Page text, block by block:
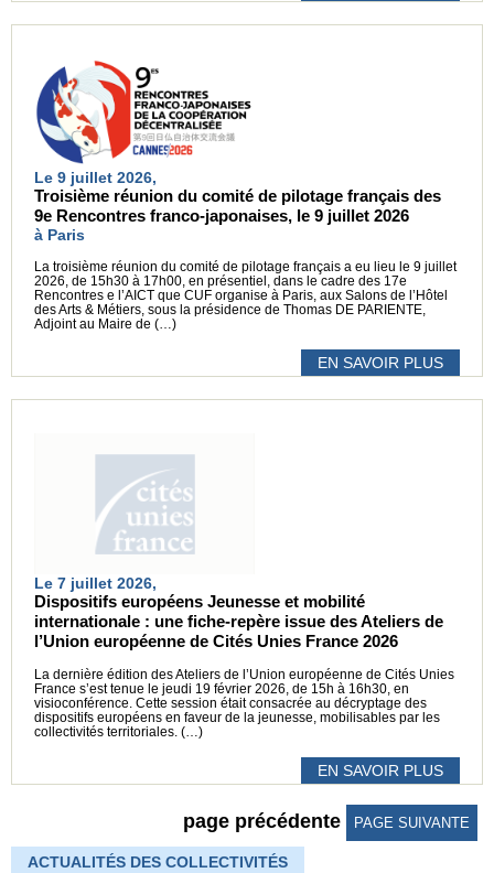
Le 9 juillet 2026,
Troisième réunion du comité de pilotage français des
9e Rencontres franco-japonaises, le 9 juillet 2026
à Paris
La troisième réunion du comité de pilotage français a eu lieu le 9 juillet
2026, de 15h30 à 17h00, en présentiel, dans le cadre des 17e
Rencontres e l’AICT que CUF organise à Paris, aux Salons de l’Hôtel
des Arts & Métiers, sous la présidence de Thomas DE PARIENTE,
Adjoint au Maire de (…)
EN SAVOIR PLUS
Le 7 juillet 2026,
Dispositifs européens Jeunesse et mobilité
internationale : une fiche-repère issue des Ateliers de
l’Union européenne de Cités Unies France 2026
La dernière édition des Ateliers de l’Union européenne de Cités Unies
France s’est tenue le jeudi 19 février 2026, de 15h à 16h30, en
visioconférence. Cette session était consacrée au décryptage des
dispositifs européens en faveur de la jeunesse, mobilisables par les
collectivités territoriales. (…)
EN SAVOIR PLUS
page précédente PAGE SUIVANTE
ACTUALITÉS DES COLLECTIVITÉS